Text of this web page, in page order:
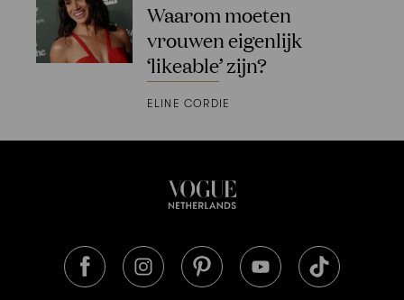
Waarom moeten
vrouwen eigenlijk
‘likeable’ zijn?
ELINE CORDIE